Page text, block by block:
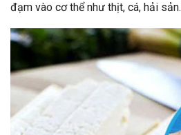
đạm vào cơ thể như thịt, cá, hải sản.